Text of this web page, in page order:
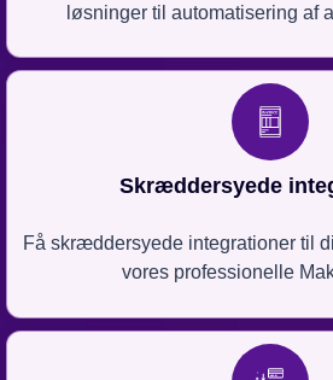
løsninger til automatisering af
Skræddersyede
Få skræddersyede integrationer til
vores professionelle